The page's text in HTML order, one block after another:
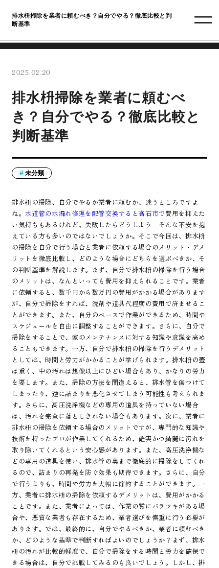
排水枡掃除を業者に頼むべき？自分でやる？徹底比較と判
断基準
2025.02.20
排水枡掃除を業者に頼むべ
き？自分でやる？徹底比較と
判断基準
未分類
排水枡の掃除、自分でやるか業者に頼むか、迷うところですよ
ね。 水道管の水漏れ修理を配管交換すると高石市で費用を抑えた
い気持ちもあるけれど、失敗したらどうしよう…そんな不安を抱
えている方も多いのではないでしょうか。そこで今回は、排水枡
の掃除を自分で行う場合と業者に依頼する場合のメリット・デメ
リットを徹底比較し、どのような場合にどちらを選ぶべきか、そ
の判断基準を解説します。まず、自分で排水枡の掃除を行う場合
のメリットは、なんといっても費用を抑えられることです。業者
に依頼すると、数千円から数万円の費用がかかる場合があります
が、自分で掃除をすれば、洗剤や道具代程度の費用で済ませるこ
とができます。また、自分のペースで作業ができるため、時間や
スケジュールを自由に調整することができます。さらに、自分で
掃除をすることで、家のメンテナンスに対する知識や意識を高め
ることもできます。一方、自分で排水枡の掃除を行うデメリット
としては、時間と労力がかかることが挙げられます。排水枡の蓋
は重く、中の汚れは想像以上にひどい場合もあり、かなりの労力
を要します。また、掃除の方法を間違えると、排水管を傷つけて
しまったり、逆に詰まりを悪化させてしまう可能性も考えられま
す。さらに、高圧洗浄機などの専用の道具を持っていない場合
は、汚れを完全に落としきれない場合もあります。次に、業者に
排水枡の掃除を依頼する場合のメリットですが、専門的な知識や
技術を持ったプロが作業してくれるため、確実かつ綺麗に汚れを
取り除いてくれるという安心感があります。また、高圧洗浄機な
どの専用の道具を使い、排水管の奥まで徹底的に掃除をしてくれ
るので、詰まりの再発を防ぐ効果も期待できます。さらに、自分
で行うよりも、時間や労力を大幅に節約することができます。一
方、業者に排水枡の掃除を依頼するデメリットは、費用がかかる
ことです。また、業者によっては、作業の質にバラツキがある場
合や、悪質な業者も存在するため、業者選びを慎重に行う必要が
あります。では、最終的に、自分でやるべきか、業者に頼むべき
か、どのような基準で判断すればよいのでしょうか？まず、排水
枡の汚れが比較的軽度で、自分で掃除をする時間と労力を確保で
きる場合は、自分で挑戦してみるのも良いでしょう。しかし、排